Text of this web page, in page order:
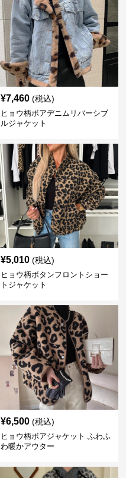
¥7,460 (税込)
ヒョウ柄ボアデニムリバーシブ
ルジャケット
¥5,010 (税込)
ヒョウ柄ボタンフロントショー
トジャケット
¥6,500 (税込)
ヒョウ柄ボアジャケット ふわふ
わ暖かアウター